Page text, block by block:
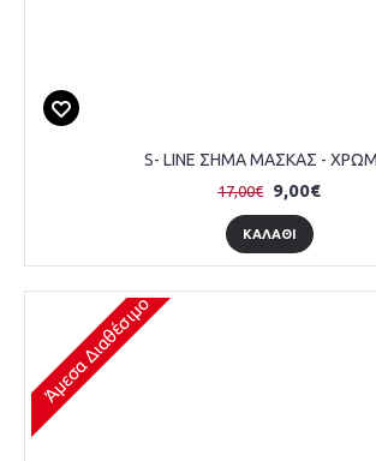
S- LINE ΣΗΜΑ ΜΑΣΚΑΣ -
17,00€ 9,00€
ΚΑΛΆΘΙ
Άμεσα Διαθέσιμο